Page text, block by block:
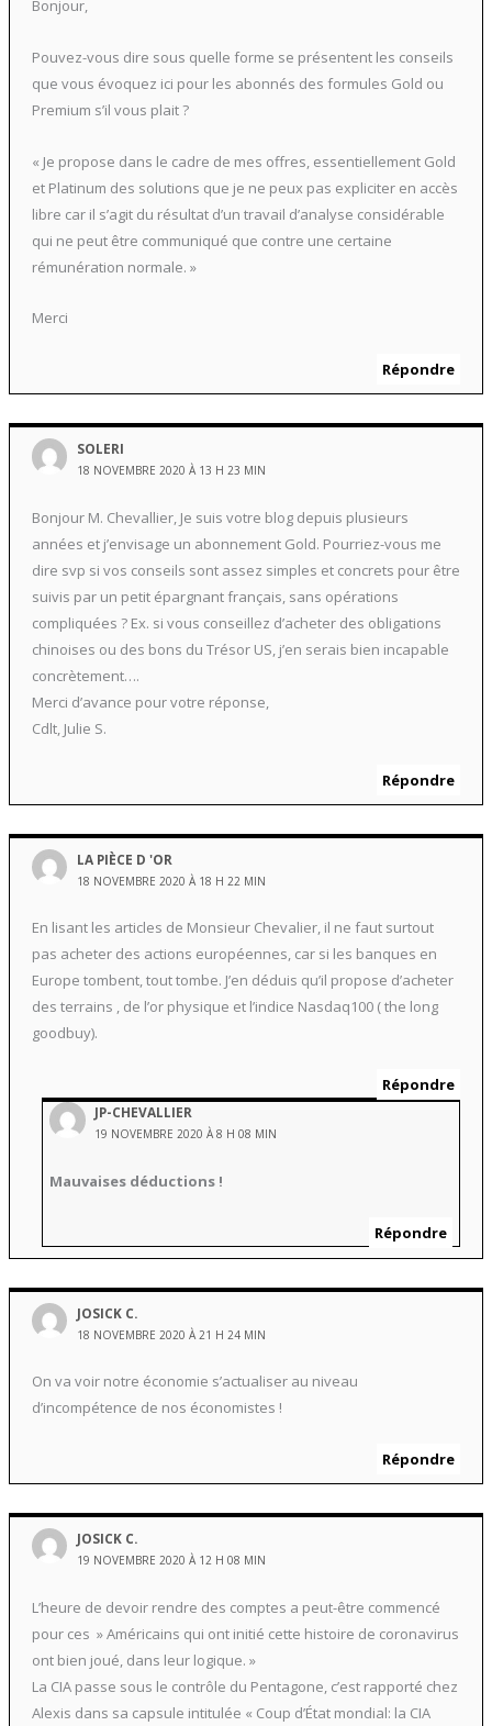
Bonjour,
Pouvez-vous dire sous quelle forme se présentent les conseils
que vous évoquez ici pour les abonnés des formules Gold ou
Premium s’il vous plait ?
« Je propose dans le cadre de mes offres, essentiellement Gold
et Platinum des solutions que je ne peux pas expliciter en accès
libre car il s’agit du résultat d’un travail d’analyse considérable
qui ne peut être communiqué que contre une certaine
rémunération normale. »
Merci
Répondre
SOLERI
18 NOVEMBRE 2020 À 13 H 23 MIN
Bonjour M. Chevallier, Je suis votre blog depuis plusieurs
années et j’envisage un abonnement Gold. Pourriez-vous me
dire svp si vos conseils sont assez simples et concrets pour être
suivis par un petit épargnant français, sans opérations
compliquées ? Ex. si vous conseillez d’acheter des obligations
chinoises ou des bons du Trésor US, j’en serais bien incapable
concrètement….
Merci d’avance pour votre réponse,
Cdlt, Julie S.
Répondre
LA PIÈCE D 'OR
18 NOVEMBRE 2020 À 18 H 22 MIN
En lisant les articles de Monsieur Chevalier, il ne faut surtout
pas acheter des actions européennes, car si les banques en
Europe tombent, tout tombe. J’en déduis qu’il propose d’acheter
des terrains , de l’or physique et l’indice Nasdaq100 ( the long
goodbuy).
Répondre
JP-CHEVALLIER
19 NOVEMBRE 2020 À 8 H 08 MIN
Mauvaises déductions !
Répondre
JOSICK C.
18 NOVEMBRE 2020 À 21 H 24 MIN
On va voir notre économie s’actualiser au niveau
d’incompétence de nos économistes !
Répondre
JOSICK C.
19 NOVEMBRE 2020 À 12 H 08 MIN
L’heure de devoir rendre des comptes a peut-être commencé
pour ces » Américains qui ont initié cette histoire de coronavirus
ont bien joué, dans leur logique. »
La CIA passe sous le contrôle du Pentagone, c’est rapporté chez
Alexis dans sa capsule intitulée « Coup d’État mondial: la CIA